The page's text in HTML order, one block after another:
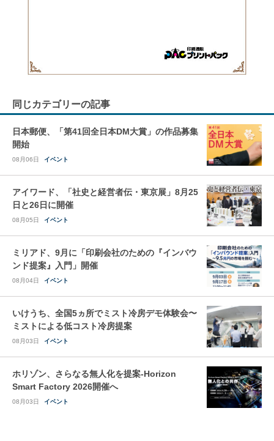
同じカテゴリーの記事
日本郵便、「第41回全日本DM大賞」の作品募集
開始
08月06日 イベント
アイワード、「社史と経営者伝・東京展」8月25
日と26日に開催
08月05日 イベント
ミリアド、9月に「印刷会社のための『インバウ
ンド提案』入門」開催
08月04日 イベント
いけうち、全国5ヵ所でミスト冷房デモ体験会〜
ミストによる低コスト冷房提案
08月03日 イベント
ホリゾン、さらなる無人化を提案-Horizon
Smart Factory 2026開催へ
08月03日 イベント